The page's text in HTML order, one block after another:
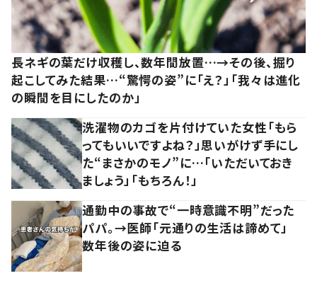
長ネギの葉だけ収穫し、数年間放置…→その後、掘り
起こしてみた結果…“驚愕の姿”に「え？」「我々は進化
の瞬間を目にしたのか」
洗濯物のカゴを片付けていた女性「もら
ってもいいですよね？」思いがけず手にし
た“まさかのモノ”に…「いただいておき
ましょう」「もちろん！」
通勤中の事故で“一時意識不明”だった
パパ。→医師「元通りの生活は諦めて」
数年後の姿に迫る